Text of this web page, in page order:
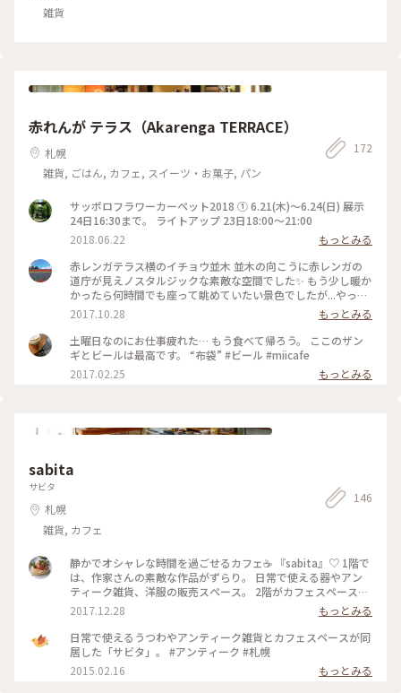
雑貨
赤れんが テラス（Akarenga TERRACE）
札幌
雑貨, ごはん, カフェ, スイーツ・お菓子, パン
172
サッポロフラワーカーペット2018 ① 6.21(木)〜6.24(日) 展示
24日16:30まで。 ライトアップ 23日18:00〜21:00
2018.06.22
もっとみる
赤レンガテラス横のイチョウ並木 並木の向こうに赤レンガの
道庁が見えノスタルジックな素敵な空間でした✨ もう少し暖か
かったら何時間でも座って眺めていたい景色でしたが...やっぱ
り初冬の札幌は寒かったです😄 #札幌 #赤レンガテラス #紅葉
#景色
2017.10.28
もっとみる
土曜日なのにお仕事疲れた… もう食べて帰ろう。 ここのザン
ギとビールは最高です。 “布袋” #ビール #miicafe
2017.02.25
もっとみる
sabita
サビタ
札幌
雑貨, カフェ
146
静かでオシャレな時間を過ごせるカフェ☕️ 『sabita』♡ 1階で
は、作家さんの素敵な作品がずらり。 日常で使える器やアン
ティーク雑貨、洋服の販売スペース。 2階がカフェスペースに
なっています☕️ 本日のケーキセット。 紅茶のシフォンケーキ
とペパーミントティーをいただきました♡ #ことりっぷ札幌#
カフェ#sabita
2017.12.28
もっとみる
日常で使えるうつわやアンティーク雑貨とカフェスペースが同
居した「サビタ」。 #アンティーク #札幌
2015.02.16
もっとみる